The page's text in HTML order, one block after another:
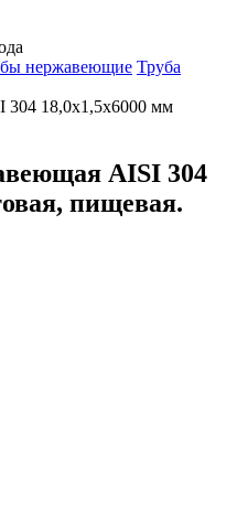
нержавеющие Труба
304 18,0х1,5х6000 мм
AISI 304
пищевая.